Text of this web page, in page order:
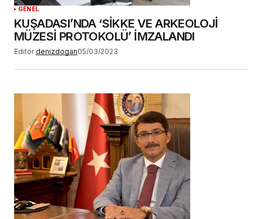
GENEL
KUŞADASI’NDA ‘SİKKE VE ARKEOLOJİ
MÜZESİ PROTOKOLÜ’ İMZALANDI
Editör denizdogan05/03/2023